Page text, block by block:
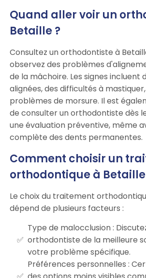
Quand aller voir un
Betaille ?
Consultez un orthodontiste à
observez des problèmes
de la mâchoire. Les signes incluent
alignées, des difficultés à
problèmes de morsure. Il est
de consulter un orthodontiste dès
une évaluation préventive, même
complète des dents permanentes.
Comment choisir un
orthodontique à Betaille
Le choix du traitement
dépend de plusieurs facteurs :
Type de malocclusion :
orthodontiste de la meilleure
votre problème spécifique.
Préférences personnelles :